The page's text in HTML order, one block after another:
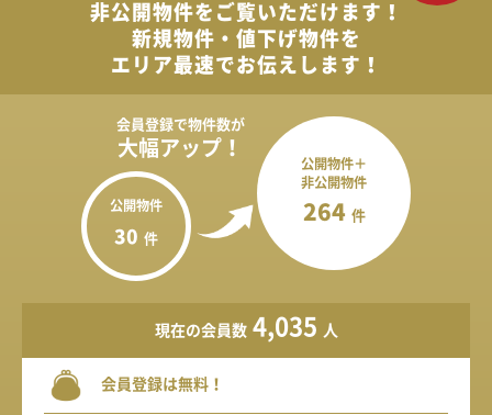
非公開物件を ご覧いただけます！
新規物件・値下げ物件を
エリア最速でお伝えします！
会員登録で物件数が
大幅アップ！
公開物件
30 件
公開物件＋
非公開物件
264 件
現在の会員数 4,035 人
会員登録は無料！